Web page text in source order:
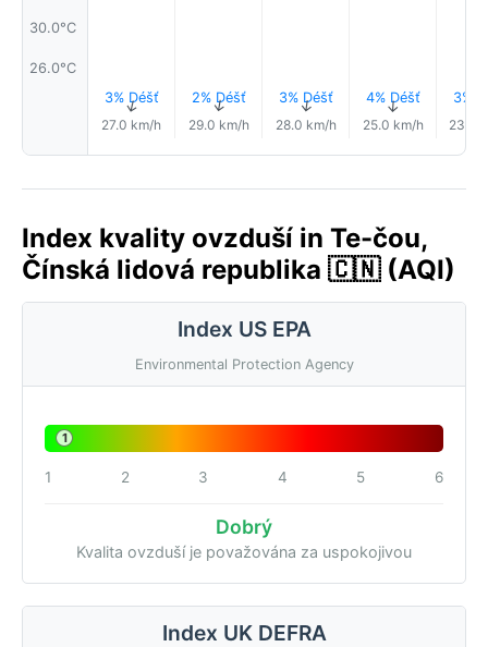
30.0°C
26.0°C
3% Déšť
↑
27.0 km/h
2% Déšť
↑
29.0 km/h
3% Déšť
↑
28.0 km/h
4% Déšť
↑
25.0 km/h
3%
23.0
Index kvality ovzduší in Te-čou,
Čínská lidová republika 🇨🇳 (AQI)
Index US EPA
Environmental Protection Agency
1
1 2 3 4 5 6
Dobrý
Kvalita ovzduší je považována za uspokojivou
Index UK DEFRA